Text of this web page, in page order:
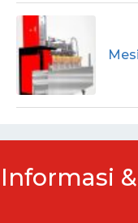
Informasi